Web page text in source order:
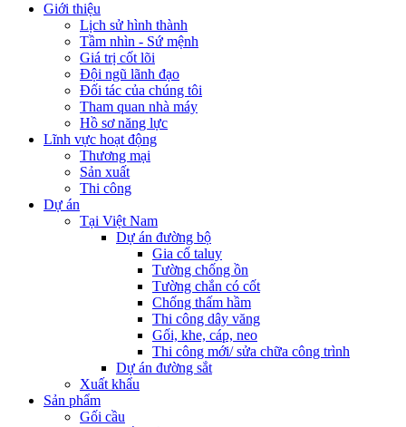
Giới thiệu
Lịch sử hình thành
Tầm nhìn - Sứ mệnh
Giá trị cốt lõi
Đội ngũ lãnh đạo
Đối tác của chúng tôi
Tham quan nhà máy
Hồ sơ năng lực
Lĩnh vực hoạt động
Thương mại
Sản xuất
Thi công
Dự án
Tại Việt Nam
Dự án đường bộ
Gia cố taluy
Tường chống ồn
Tường chắn có cốt
Chống thấm hầm
Thi công dây văng
Gối, khe, cáp, neo
Thi công mới/ sửa chữa công trình
Dự án đường sắt
Xuất khẩu
Sản phẩm
Gối cầu